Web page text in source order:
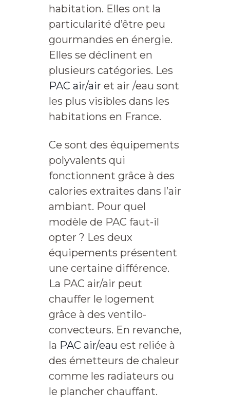
habitation. Elles ont la
particularité d’être peu
gourmandes en énergie.
Elles se déclinent en
plusieurs catégories. Les
PAC air/air et air /eau sont
les plus visibles dans les
habitations en France.
Ce sont des équipements
polyvalents qui
fonctionnent grâce à des
calories extraites dans l’air
ambiant. Pour quel
modèle de PAC faut-il
opter ? Les deux
équipements présentent
une certaine différence.
La PAC air/air peut
chauffer le logement
grâce à des ventilo-
convecteurs. En revanche,
la PAC air/eau est reliée à
des émetteurs de chaleur
comme les radiateurs ou
le plancher chauffant.